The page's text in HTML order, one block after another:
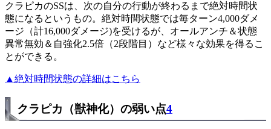
クラピカのSSは、次の自分の行動が終わるまで絶対時間状
態になるというもの。絶対時間状態では毎ターン4,000ダメ
ージ（計16,000ダメージ)を受けるが、オールアンチ＆状態
異常無効＆自強化2.5倍（2段階目）など様々な効果を得るこ
とができる。
▲絶対時間状態の詳細はこちら
クラピカ（獣神化）の弱い点4